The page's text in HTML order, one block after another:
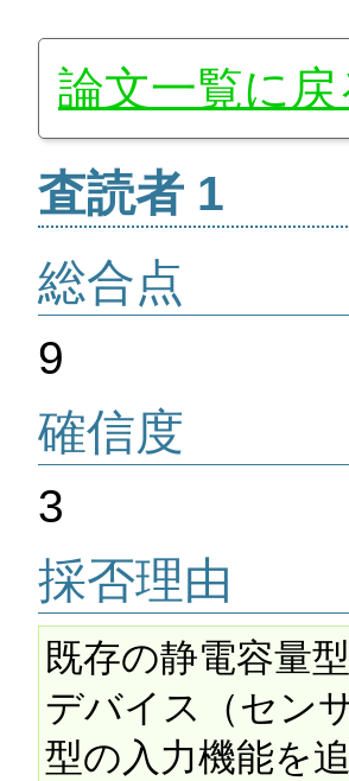
論文一覧に戻
査読者 1
総合点
9
確信度
3
採否理由
既存の静電容量
デバイス（セ
型の入力機能を